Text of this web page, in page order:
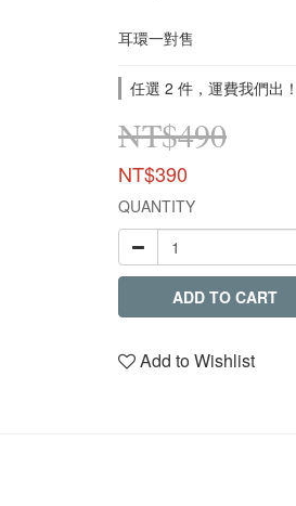
耳環一對售
任選 2 件，運費我們出
NT$490
NT$390
QUANTITY
ADD TO CART
Add to Wishlist